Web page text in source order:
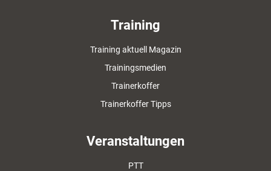
Training
Training aktuell Magazin
Trainingsmedien
Trainerkoffer
Trainerkoffer Tipps
Veranstaltungen
PTT